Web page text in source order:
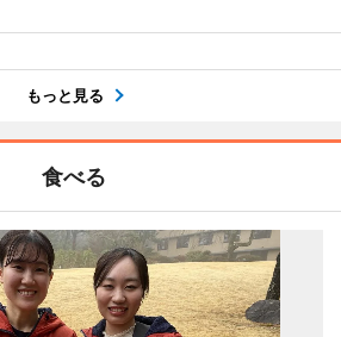
もっと見る
食べる